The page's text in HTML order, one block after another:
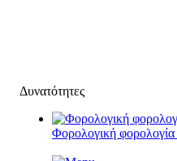
Δυνατότητες
Φορολογική φορολογία